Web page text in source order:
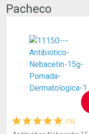
Pacheco
(76)
COMPRAR